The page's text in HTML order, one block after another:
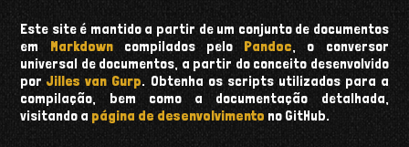
Este site é mantido a partir de um conjunto de documentos
em Markdowncompilados pelo Pandoc , o conversor
universal de documentos, a partir do conceito desenvolvido
porJilles van Gurp. Obtenha os scripts utilizados para a
compilação, bem como a documentação detalhada,
visitando a página de desenvolvimento no GitHub.